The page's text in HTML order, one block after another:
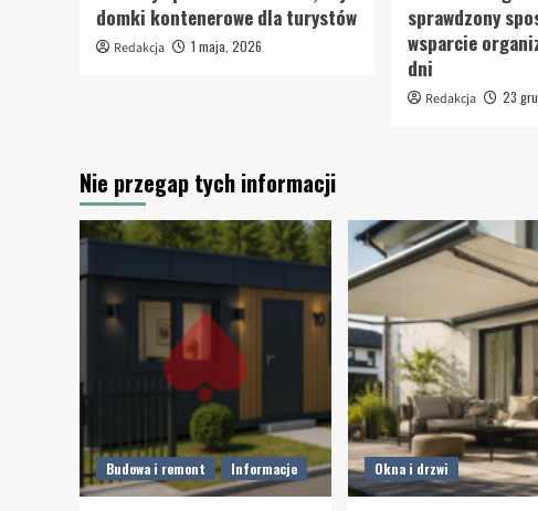
domki kontenerowe dla turystów
Redakcja 1 maja, 2026
sprawdzony
wsparcie
dni
Redakcja 23
Nie przegap tych informacji
Budowa i remont Informacje Okna i drzwi